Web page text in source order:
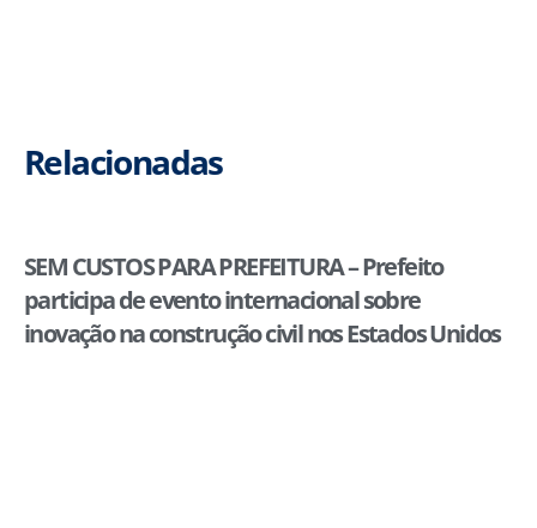
Relacionadas
SEM CUSTOS PARA PREFEITURA – Prefeito
participa de evento internacional sobre
inovação na construção civil nos Estados Unidos